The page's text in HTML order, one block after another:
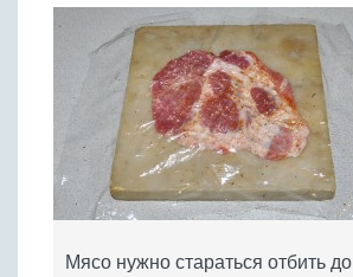
Мясо нужно стараться отбить до